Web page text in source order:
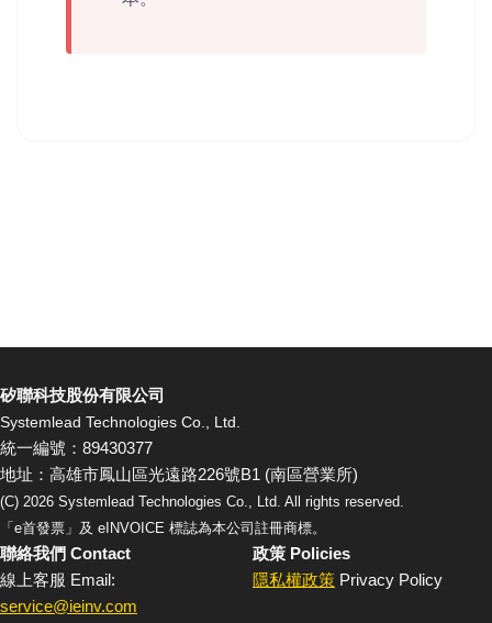
矽聯科技股份有限公司
Systemlead Technologies Co., Ltd.
統一編號：89430377
地址：高雄市鳳山區光遠路226號B1 (南區營業所)
(C) 2026 Systemlead Technologies Co., Ltd. All rights reserved.
「e首發票」及 eINVOICE 標誌為本公司註冊商標。
聯絡我們 Contact
線上客服 Email:
service@ieinv.com
政策 Policies
隱私權政策 Privacy Policy